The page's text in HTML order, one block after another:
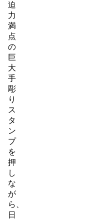
迫
力
満
点
の
巨
大
手
彫
り
ス
タ
ン
プ
を
押
し
な
が
ら、
日